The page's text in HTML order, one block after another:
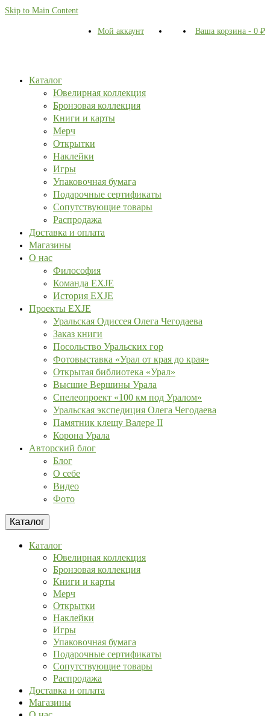
Skip to Main Content
Мой аккаунт Ваша корзина - 0 ₽
Каталог
Ювелирная коллекция
Бронзовая коллекция
Книги и карты
Мерч
Открытки
Наклейки
Игры
Упаковочная бумага
Подарочные сертификаты
Сопутствующие товары
Распродажа
Доставка и оплата
Магазины
О нас
Философия
Команда EXJE
История EXJE
Проекты EXJE
Уральская Одиссея Олега Чегодаева
Заказ книги
Посольство Уральских гор
Фотовыставка «Урал от края до края»
Открытая библиотека «Урал»
Высшие Вершины Урала
Спелеопроект «100 км под Уралом»
Уральская экспедиция Олега Чегодаева
Памятник клещу Валере II
Корона Урала
Авторский блог
Блог
О себе
Видео
Фото
Каталог
Каталог
Ювелирная коллекция
Бронзовая коллекция
Книги и карты
Мерч
Открытки
Наклейки
Игры
Упаковочная бумага
Подарочные сертификаты
Сопутствующие товары
Распродажа
Доставка и оплата
Магазины